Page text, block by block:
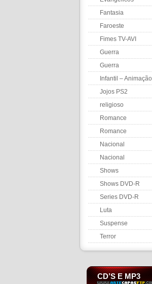
Fantasia
Faroeste
Fimes TV-AVI
Guerra
Guerra
Infantil – Animação
Jojos PS2
religioso
Romance
Romance
Nacional
Nacional
Shows
Shows DVD-R
Series DVD-R
Luta
Suspense
Terror
CD’S E MP3